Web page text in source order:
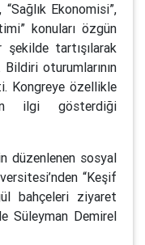
Ekonomisi”,
konuları özgün
tartışılarak
oturumlarının
Kongreye özellikle
ilgi gösterdiği
düzenlenen sosyal
“Keşif
bahçeleri ziyaret
Süleyman Demirel